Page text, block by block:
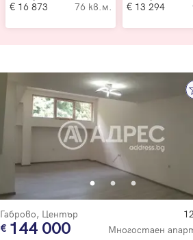
16 873
76 кв.м.
13 294
Габрово, Център
144 000 Многостаен